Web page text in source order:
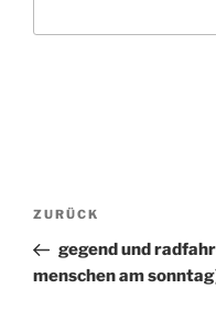
Beitragsnavigation
Vorheriger
Beitrag
ZURÜCK
gegend und
menschen am